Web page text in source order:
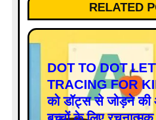
RELATED
DOT TO DOT
TRACING FOR
को डॉट्स से जोड़ने की